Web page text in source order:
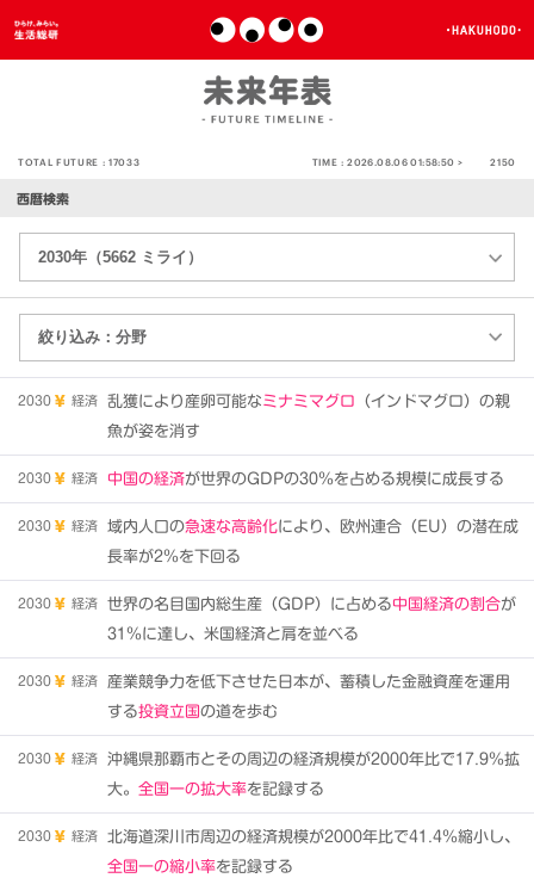
TOTAL FUTURE :17033 TIME :2026.08.06 01:58:50 > 2150
西暦検索
2030 経済 乱獲により産卵可能なミナミマグロ （インドマグロ）の親
魚が姿を消す
2030 経済 中国の経済が世界のGDPの30％を占める規模に成長する
2030 経済 域内人口の急速な高齢化により、欧州連合（EU）の潜在成
長率が2％を下回る
2030 経済 世界の名目国内総生産（GDP）に占める中国経済の割合が
31％に達し、米国経済と肩を並べる
2030 経済
産業競争力を低下させた日本が、蓄積した金融資産を運用
する投資立国の道を歩む
2030 経済
沖縄県那覇市とその周辺の経済規模が2000年比で17.9％拡
大。 全国一の拡大率を記録する
2030 経済
北海道深川市周辺の経済規模が2000年比で41.4％縮小し、
全国一の縮小率を記録する